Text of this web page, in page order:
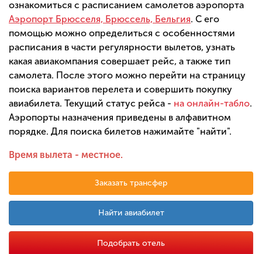
ознакомиться с расписанием самолетов аэропорта
Аэропорт Брюсселя, Брюссель, Бельгия. С его
помощью можно определиться с особенностями
расписания в части регулярности вылетов, узнать
какая авиакомпания совершает рейс, а также тип
самолета. После этого можно перейти на страницу
поиска вариантов перелета и совершить покупку
авиабилета. Текущий статус рейса - на онлайн-табло.
Аэропорты назначения приведены в алфавитном
порядке. Для поиска билетов нажимайте "найти".
Время вылета - местное.
Заказать трансфер
Найти авиабилет
Подобрать отель